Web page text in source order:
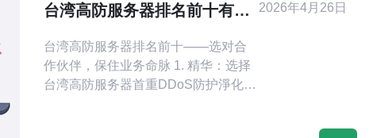
台湾高防服务器排名前十有哪
台湾高防服务器排名前十——选对合
作伙伴，保住业务命脉 1. 精华：选择
台湾高防服务器首重DDoS防护淨化能
2026年4月26日